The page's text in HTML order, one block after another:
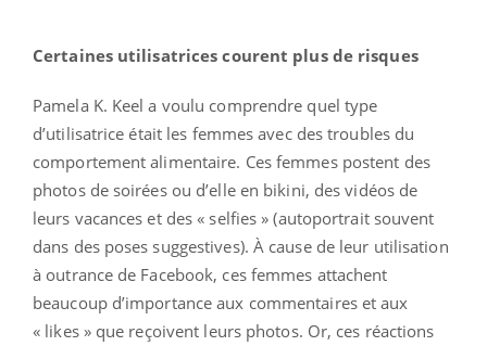
Certaines utilisatrices courent plus de risques
Pamela K. Keel a voulu comprendre quel type
d’utilisatrice était les femmes avec des troubles du
comportement alimentaire. Ces femmes postent des
photos de soirées ou d’elle en bikini, des vidéos de
leurs vacances et des « selfies » (autoportrait souvent
dans des poses suggestives). À cause de leur utilisation
à outrance de Facebook, ces femmes attachent
beaucoup d’importance aux commentaires et aux
« likes » que reçoivent leurs photos. Or, ces réactions